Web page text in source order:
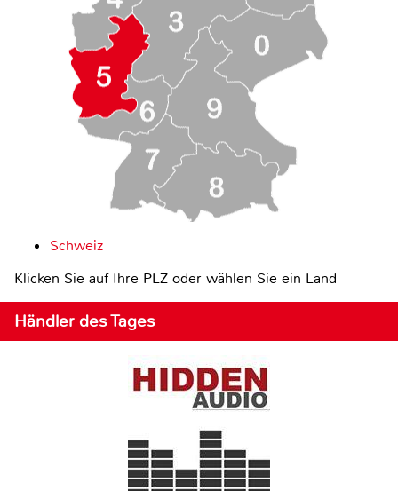
Schweiz
Klicken Sie auf Ihre PLZ oder wählen Sie ein Land
Händler des Tages